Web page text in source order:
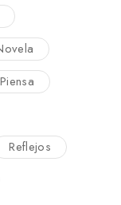
Piensa
Reflejos